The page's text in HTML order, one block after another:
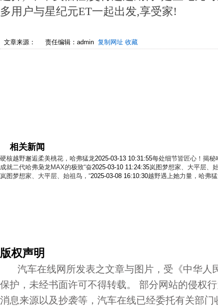
多用户与星纪元ET一起出发,享受家!
文章来源： 责任编辑：admin 复制网址 收藏
相关新闻
硬核越野邂逅柔美桃花，哈弗猛龙2025-03-13 10:31:55每处细节皆匠心！揭秘
成就二代哈弗枭龙MAX的极致“奋2025-03-10 11:24:35岚图梦想家、大平层、
岚图梦想家、大平层、始祖鸟，“2025-03-08 16:10:30越野遇上她力量，哈弗
版权声明
汽车在线网所发表之文章与图片，受《中华人
保护，未经书面许可不得转载。 部分网站的侵权
消息来源以及抄袭等，汽车在线已经委托有关部